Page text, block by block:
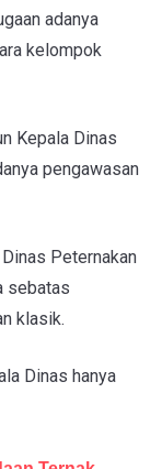
adanya
kelompok
Kepala Dinas
pengawasan
Peternakan
sebatas
klasik.
Dinas hanya